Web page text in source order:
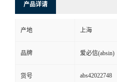
产品详请
产地 上海
品牌 爱必信(absin)
货号 abs42022748